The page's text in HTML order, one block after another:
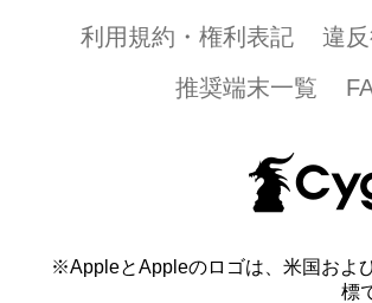
利用規約・権利表記
違
推奨端末一覧
※AppleとAppleのロゴは、米国およ
標